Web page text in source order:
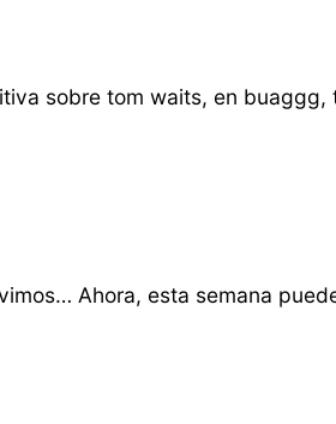
sobre tom waits, en buaggg,
Ahora, esta semana